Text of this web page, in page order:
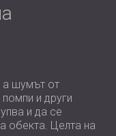
а шумът от
помпи и други
и да се
обекта. Целта на